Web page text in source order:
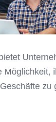
Möglichkeit,
zu